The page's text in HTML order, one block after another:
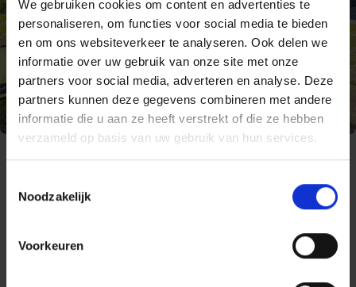
We gebruiken cookies om content en advertenties te
personaliseren, om functies voor social media te bieden
en om ons websiteverkeer te analyseren. Ook delen we
informatie over uw gebruik van onze site met onze
partners voor social media, adverteren en analyse. Deze
partners kunnen deze gegevens combineren met andere
informatie die u aan ze heeft verstrekt of die ze hebben
verzameld op basis van uw gebruik van hun services.
Noodzakelijk
Voorkeuren
stage of vrijwilligerswerk
Volg je het inburgeringstraject? Oefen dan je Nederlands